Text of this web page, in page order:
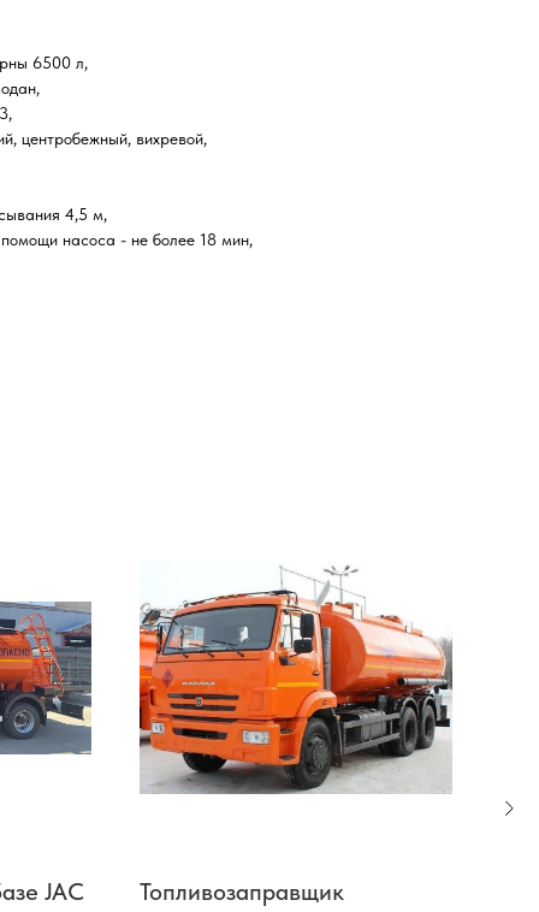
6500 л,
центробежный, вихревой,
4,5 м,
насоса - не более 18 мин,
JAC
Топливозаправщик